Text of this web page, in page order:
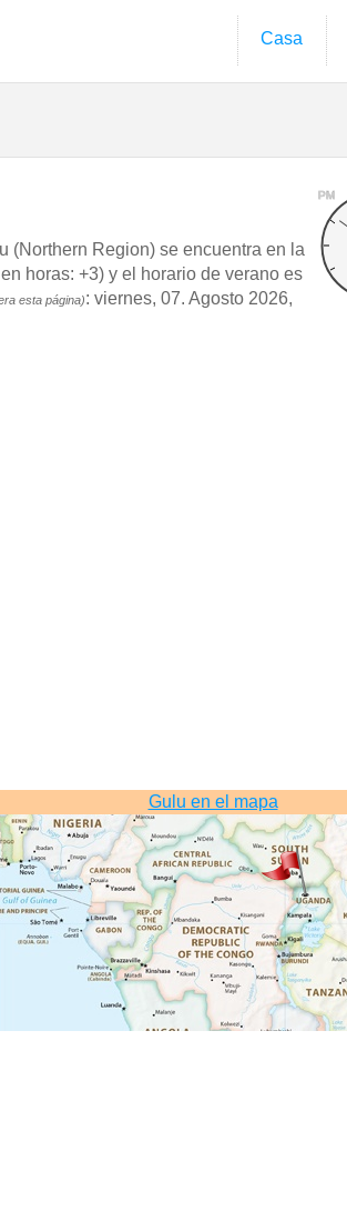
Casa
PM
(Northern Region) se encuentra en la
horas: +3) y el horario de verano es
esta página): viernes, 07. Agosto 2026,
Gulu en el mapa